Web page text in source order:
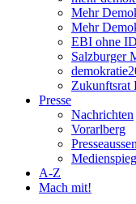
Mehr
Mehr
EBI ohne ID
Salzburger
Zukunftsrat
Presse
Nachrichten
Vorarlberg
A-Z
Mach mit!